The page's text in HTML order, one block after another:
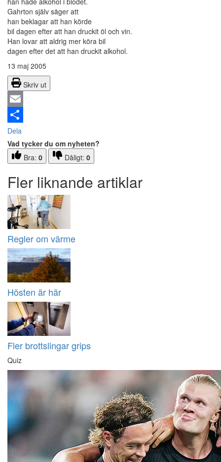
Gahrton själv säger att
han beklagar att han körde
bil dagen efter att han druckit öl och vin.
Han lovar att aldrig mer köra bil
dagen efter det att han druckit alkohol.
13 maj 2005
Skriv ut
Email
Dela
Vad tycker du om nyheten?
Bra: 0 Dåligt: 0
Fler liknande artiklar
Regler om värme
Hösten är här
Fler brottslingar grips
Quiz